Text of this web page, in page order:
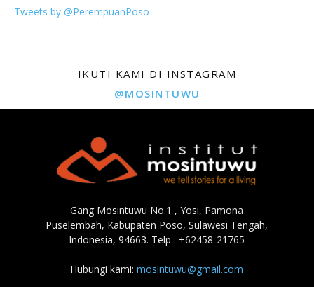
Tweets by @PerempuanPoso
IKUTI KAMI DI INSTAGRAM
@MOSINTUWU
Gang Mosintuwu No.1 , Yosi, Pamona
Puselembah, Kabupaten Poso, Sulawesi Tengah,
Indonesia, 94663. Telp : +62458-21765
Hubungi kami:mosintuwu@gmail.com